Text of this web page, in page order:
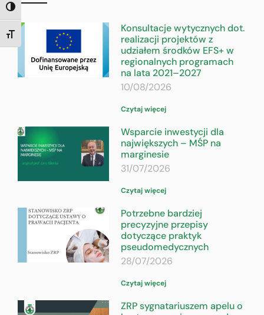
TOGGLE HIGH CONTRAST
TOGGLE FONT SIZE
Konsultacje wytycznych dot.
realizacji projektów z
udziałem środków EFS+ w
regionalnych programach
na lata 2021–2027
10/08/2026
Czytaj więcej
Wsparcie inwestycji dla
największych – MŚP na
marginesie
31/07/2026
Czytaj więcej
Potrzebne bardziej
precyzyjne przepisy
dotyczące praktyk
pseudomedycznych
28/07/2026
Czytaj więcej
ZRP sygnatariuszem apelu o